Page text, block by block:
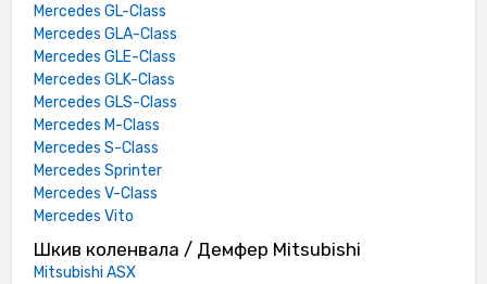
Mercedes GL-Class
Mercedes GLA-Class
Mercedes GLE-Class
Mercedes GLK-Class
Mercedes GLS-Class
Mercedes M-Class
Mercedes S-Class
Mercedes Sprinter
Mercedes V-Class
Mercedes Vito
Шкив коленвала / Демфер Mitsubishi
Mitsubishi ASX